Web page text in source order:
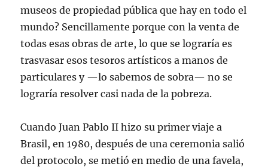
museos de propiedad pública que hay en todo el
mundo? Sencillamente porque con la venta de
todas esas obras de arte, lo que se lograría es
trasvasar esos tesoros artísticos a manos de
particulares y —lo sabemos de sobra— no se
lograría resolver casi nada de la pobreza.
Cuando Juan Pablo II hizo su primer viaje a
Brasil, en 1980, después de una ceremonia salió
del protocolo, se metió en medio de una favela,